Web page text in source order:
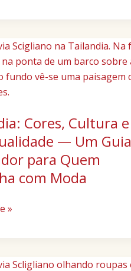
Cores, Cultura e
— Um Guia
para Quem
com Moda
»